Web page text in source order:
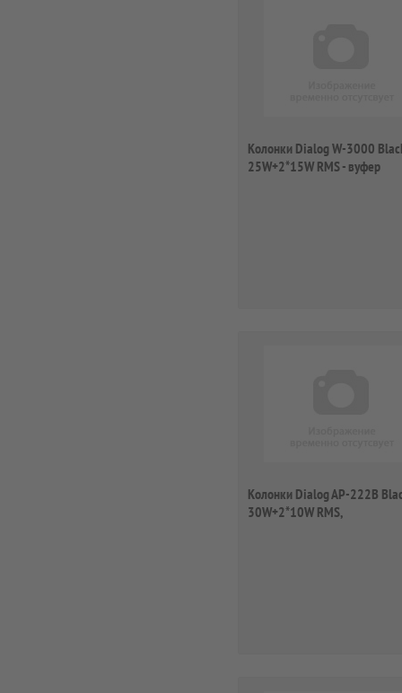
Колонки Dialog W-3000
25W+2*15W RMS - вуфер
Колонки Dialog AP-222B
30W+2*10W RMS,